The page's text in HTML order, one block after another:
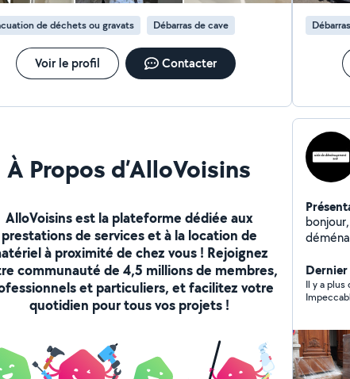
de déchets ou gravats Débarras de cave
Voir le profil Contacter
À Propos d’AlloVoisins
AlloVoisins est la plateforme dédiée aux
prestations de services et à la location de
à proximité de chez vous ! Rejoignez
communauté de 4,5 millions de membres,
et particuliers, et facilitez votre
quotidien pour tous vos projets !
Il y a plus